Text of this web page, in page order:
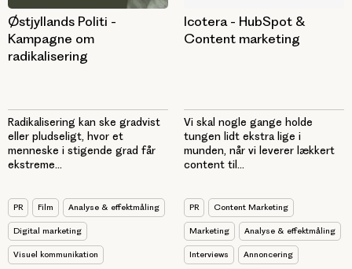
Østjyllands Politi -
Kampagne om
radikalisering
Radikalisering kan ske gradvist
eller pludseligt, hvor et
menneske i stigende grad får
ekstreme...
PR Film Analyse & effektmåling
Digital marketing
Visuel kommunikation
Icotera - HubSpot &
Content marketing
Vi skal nogle gange holde
tungen lidt ekstra lige i
munden, når vi leverer lækkert
content til...
PR Content Marketing
Marketing Analyse & effektmåling
Interviews Annoncering